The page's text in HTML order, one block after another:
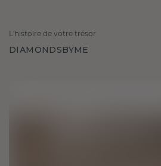
L'histoire de votre trésor
DIAMONDSBYME